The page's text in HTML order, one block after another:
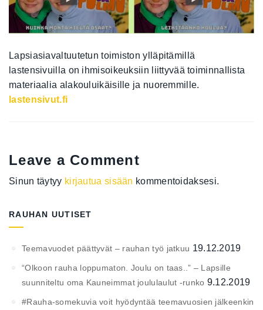
Lapsiasiavaltuutetun toimiston ylläpitämillä
lastensivuilla on ihmisoikeuksiin liittyvää toiminnallista
materiaalia alakouluikäisille ja nuoremmille.
lastensivut.fi
Leave a Comment
Sinun täytyy kirjautua sisään kommentoidaksesi.
RAUHAN UUTISET
Teemavuodet päättyvät – rauhan työ jatkuu 19.12.2019
“Olkoon rauha loppumaton. Joulu on taas..” – Lapsille
suunniteltu oma Kauneimmat joululaulut -runko 9.12.2019
#Rauha-somekuvia voit hyödyntää teemavuosien jälkeenkin